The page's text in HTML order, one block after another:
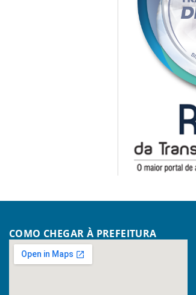
COMO CHEGAR À PREFEITURA